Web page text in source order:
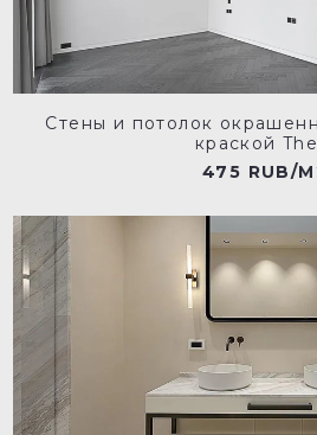
Стены и потолок
краской
475 RUB/